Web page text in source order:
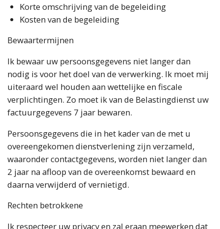
Korte omschrijving van de begeleiding
Kosten van de begeleiding
Bewaartermijnen
Ik bewaar uw persoonsgegevens niet langer dan
nodig is voor het doel van de verwerking. Ik moet mij
uiteraard wel houden aan wettelijke en fiscale
verplichtingen. Zo moet ik van de Belastingdienst uw
factuurgegevens 7 jaar bewaren.
Persoonsgegevens die in het kader van de met u
overeengekomen dienstverlening zijn verzameld,
waaronder contactgegevens, worden niet langer dan
2 jaar na afloop van de overeenkomst bewaard en
daarna verwijderd of vernietigd.
Rechten betrokkene
Ik respecteer uw privacy en zal eraan meewerken dat